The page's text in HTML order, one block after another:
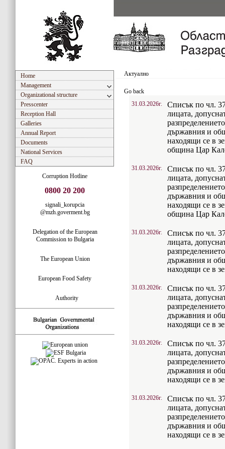
Home
Management
Organizational structure
Presscenter
Reception Hall
Galleries
Annual Report
Documents
National Services
FAQ
Corruption Hotline
0800 20 200
signali_korupcia
@mzh.goverment.bg
Delegation of the European
Commission to Bulgaria
The European Union
European Food Safety
Authority
Актуално
Go back
31.03.2026г.
Списък по чл.
лицата,
държавния и
находящи се в
община Цар
31.03.2026г.
Списък по чл.
лицата,
държавния и
находящи се в
община Цар
31.03.2026г.
Списък по чл.
лицата,
държавния и
находящи се в
31.03.2026г.
Списък по чл.
лицата,
държавния и
находящи се в
31.03.2026г.
Списък по чл.
лицата,
държавния и
находящи се в
31.03.2026г.
Списък по чл.
лицата,
държавния и
находящи се в